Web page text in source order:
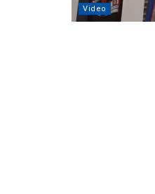
Video